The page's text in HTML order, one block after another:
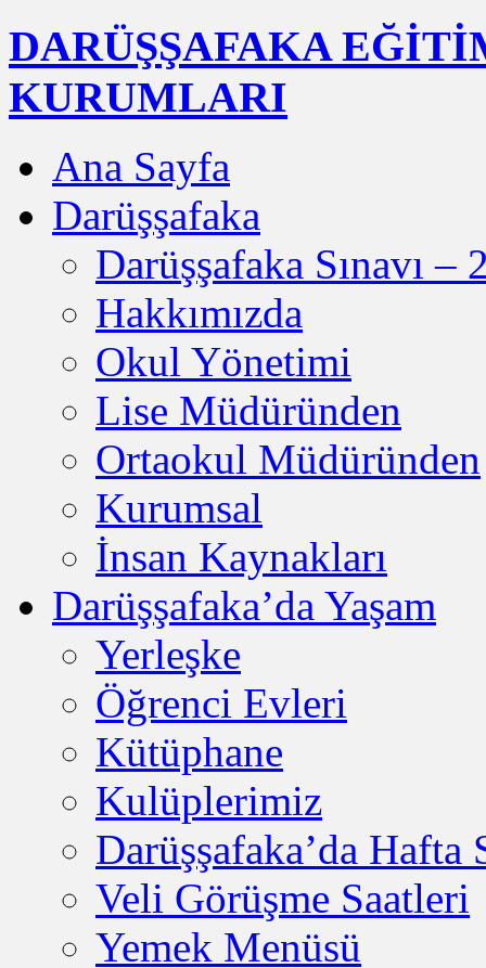
DARÜŞŞAFAKA
KURUMLARI
Ana Sayfa
Darüşşafaka
Darüşşafaka Sınavı –
Hakkımızda
Okul Yönetimi
Lise Müdüründen
Ortaokul Müdüründen
Kurumsal
İnsan Kaynakları
Darüşşafaka’da Yaşam
Yerleşke
Öğrenci Evleri
Kütüphane
Kulüplerimiz
Darüşşafaka’da Hafta
Veli Görüşme Saatleri
Yemek Menüsü